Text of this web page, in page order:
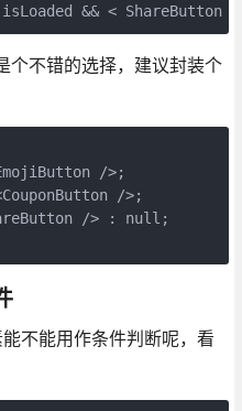
&& < ShareButton
不错的选择，建议封装个
/>;
/>;
/> : null;
不能用作条件判断呢，看